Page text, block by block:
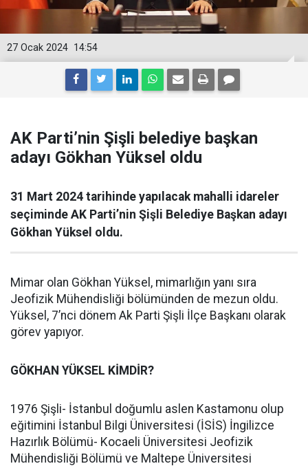
14:54
27 Ocak 2024
AK Parti’nin Şişli belediye başkan
adayı Gökhan Yüksel oldu
31 Mart 2024 tarihinde yapılacak mahalli idareler
seçiminde AK Parti’nin Şişli Belediye Başkan adayı
Gökhan Yüksel oldu.
Mimar olan Gökhan Yüksel, mimarlığın yanı sıra
Jeofizik Mühendisliği bölümünden de mezun oldu.
Yüksel, 7’nci dönem Ak Parti Şişli İlçe Başkanı olarak
görev yapıyor.
GÖKHAN YÜKSEL KİMDİR?
1976 Şişli- İstanbul doğumlu aslen Kastamonu olup
eğitimini İstanbul Bilgi Üniversitesi (İSİS) İngilizce
Hazırlık Bölümü- Kocaeli Üniversitesi Jeofizik
Mühendisliği Bölümü ve Maltepe Üniversitesi